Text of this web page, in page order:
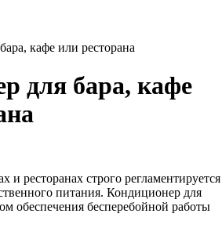
кафе или ресторана
для бара, кафе
и ресторанах строго регламентируется
питания. Кондиционер для
обеспечения бесперебойной работы